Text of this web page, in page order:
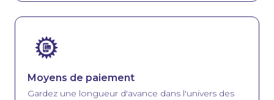
Image
Moyens de paiement
Gardez une longueur d'avance dans l'univers des